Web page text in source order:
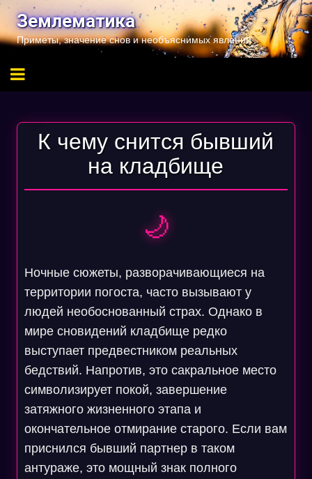
Перейти
содержимому
Землематика
Приметы, значение снов и необъяснимых явлений
К чему снится бывший
на кладбище
🌙
Ночные сюжеты, разворачивающиеся на
территории погоста, часто вызывают у
людей необоснованный страх. Однако в
мире сновидений кладбище редко
выступает предвестником реальных
бедствий. Напротив, это сакральное место
символизирует покой, завершение
затяжного жизненного этапа и
окончательное отмирание старого. Если вам
приснился бывший партнер в таком
антураже, это мощный знак полного